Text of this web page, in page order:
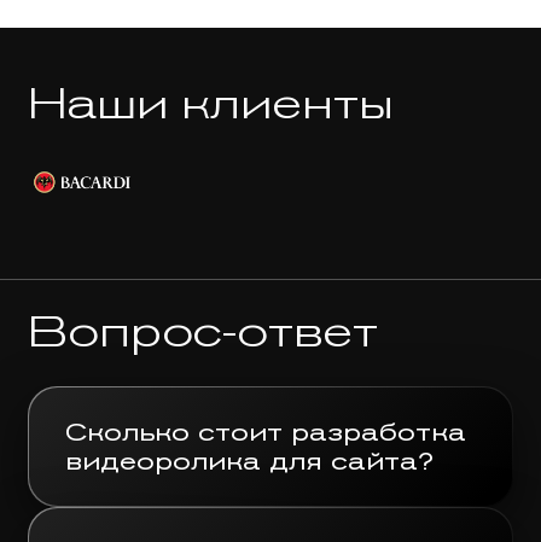
Наши клиенты
Вопрос-ответ
Сколько стоит разработка
видеоролика для сайта?